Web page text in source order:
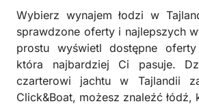
Wybierz wynajem łodzi w
sprawdzone oferty i najlepszych
prostu wyświetl dostępne
która najbardziej Ci pasuje.
czarterowi jachtu w Tajlandii
Click&Boat, możesz znaleźć łódź,